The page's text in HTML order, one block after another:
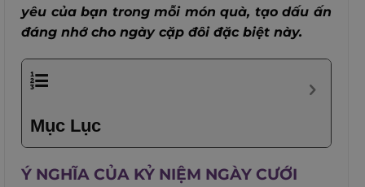
yêu của bạn trong mỗi món quà, tạo dấu ấn
đáng nhớ cho ngày cặp đôi đặc biệt này.
Mục Lục
Ý NGHĨA CỦA KỶ NIỆM NGÀY CƯỚI